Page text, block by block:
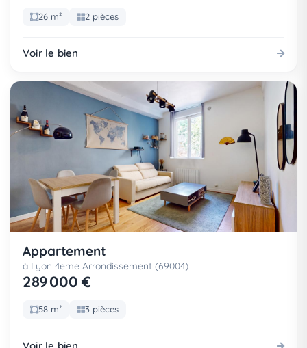
26 m² 2 pièces
Voir le bien
Appartement
à Lyon 4eme Arrondissement (69004)
289 000 €
58 m² 3 pièces